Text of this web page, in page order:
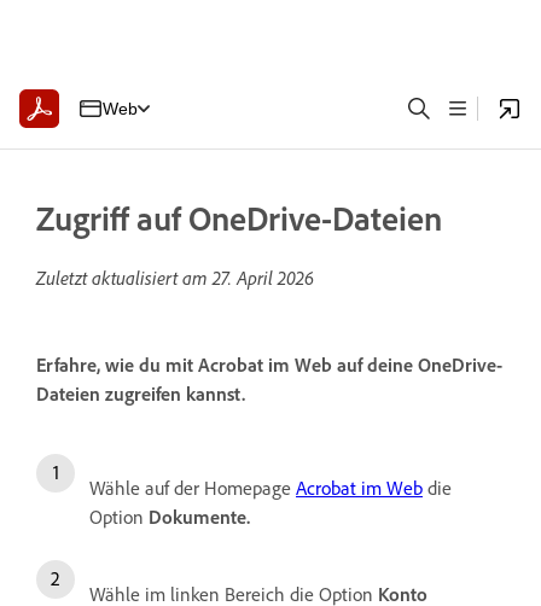
Web
Zugriff auf OneDrive-Dateien
Zuletzt aktualisiert am27. April 2026
Erfahre, wie du mit Acrobat im Web auf deine OneDrive-
Dateien zugreifen kannst.
Wähle auf der Homepage Acrobat im Web die
Option Dokumente.
Wähle im linken Bereich die Option Konto